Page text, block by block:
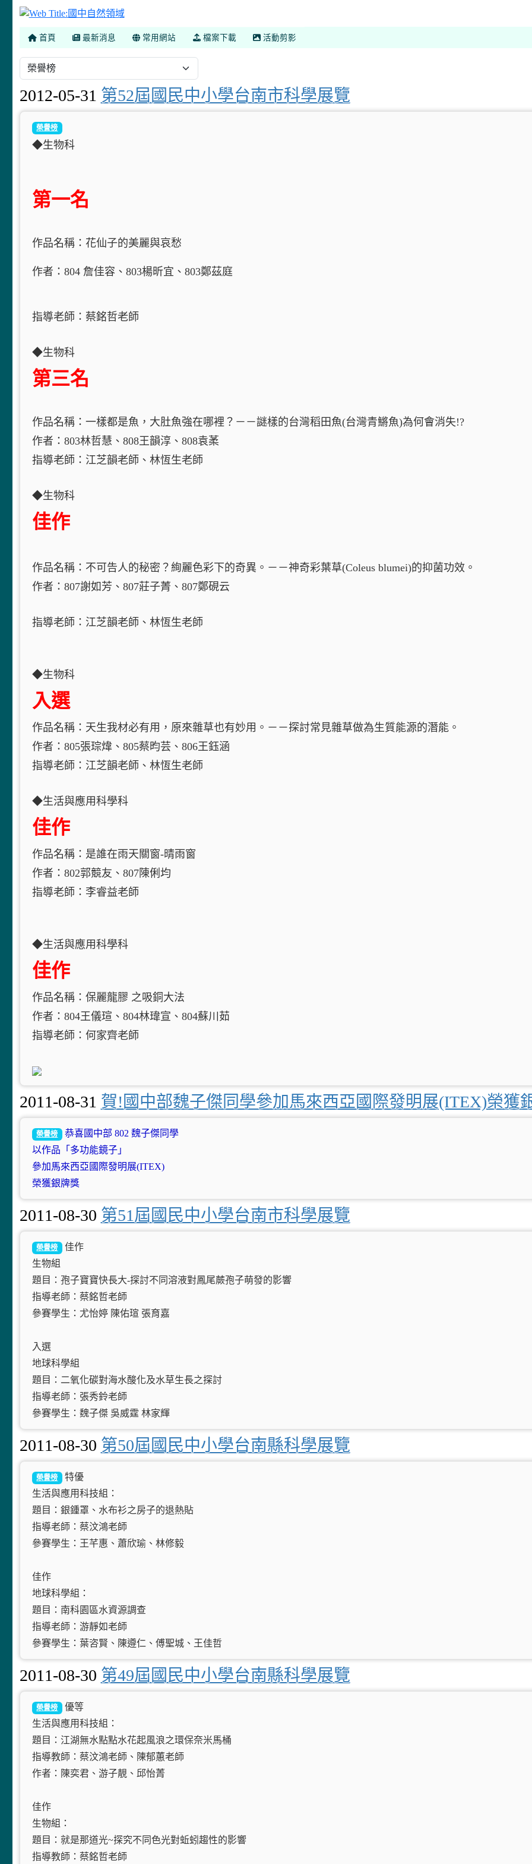
國中自然領域
首頁 最新消息 常用網站 檔案下載 活動剪影
2012-05-31 第52屆國民中小學台南市科學展覽
榮譽榜
◆生物科
第一名
作品名稱：花仙子的美麗與哀愁
作者：804 詹佳容、803楊昕宜、803鄭茲庭
指導老師：蔡銘哲老師
◆生物科
第三名
作品名稱：一樣都是魚，大肚魚強在哪裡？－－謎樣的台灣稻田魚(台灣青鱂魚)為何會消失!?
作者：803林哲慧、808王韻淳、808袁葇
指導老師：江芝韻老師、林恆生老師
◆生物科
佳作
作品名稱：不可告人的秘密？絢麗色彩下的奇異。－－神奇彩葉草(Coleus blumei)的抑菌功效。
作者：807謝如芳、807莊子菁、807鄭硯云
指導老師：江芝韻老師、林恆生老師
◆生物科
入選
作品名稱：天生我材必有用，原來雜草也有妙用。－－探討常見雜草做為生質能源的潛能。
作者：805張琮煒、805蔡昀芸、806王鈺涵
指導老師：江芝韻老師、林恆生老師
◆生活與應用科學科
佳作
作品名稱：是誰在雨天關窗-晴雨窗
作者：802郭競友、807陳俐均
指導老師：李睿益老師
◆生活與應用科學科
佳作
作品名稱：保麗龍膠 之吸銅大法
作者：804王儀瑄、804林瑋宣、804蘇川茹
指導老師：何家齊老師
2011-08-31 賀!國中部魏子傑同學參加馬來西亞國際發明展(ITEX)榮獲
榮譽榜
恭喜國中部 802 魏子傑同學
以作品「多功能鏡子」
參加馬來西亞國際發明展(ITEX)
榮獲銀牌獎
2011-08-30 第51屆國民中小學台南市科學展覽
榮譽榜
佳作
生物組
題目：孢子寶寶快長大-探討不同溶液對鳳尾蕨孢子萌發的影響
指導老師：蔡銘哲老師
參賽學生：尤怡婷 陳佑瑄 張育嘉
入選
地球科學組
題目：二氧化碳對海水酸化及水草生長之探討
指導老師：張秀鈴老師
參賽學生：魏子傑 吳威霆 林家輝
2011-08-30 第50屆國民中小學台南縣科學展覽
榮譽榜
特優
生活與應用科技組：
題目：銀鍾罩、水布衫之房子的退熱貼
指導老師：蔡汶鴻老師
參賽學生：王芊惠、蕭欣瑜、林修毅
佳作
地球科學組：
題目：南科園區水資源調查
指導老師：游靜如老師
參賽學生：葉咨賢、陳遵仁、傅聖城、王佳哲
2011-08-30 第49屆國民中小學台南縣科學展覽
榮譽榜
優等
生活與應用科技組：
題目：江湖無水點點水花起風浪之環保奈米馬桶
指導教師：蔡汶鴻老師、陳郁蕙老師
作者：陳奕君、游子靚、邱怡菁
佳作
生物組：
題目：就是那道光~探究不同色光對蚯蚓趨性的影響
指導教師：蔡銘哲老師